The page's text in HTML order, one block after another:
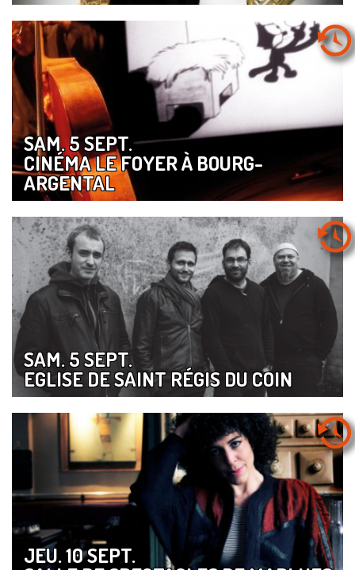
SAM. 5 SEPT.
CINÉMA LE FOYER À BOURG-
ARGENTAL
SAM. 5 SEPT.
EGLISE DE SAINT RÉGIS DU COIN
JEU. 10 SEPT.